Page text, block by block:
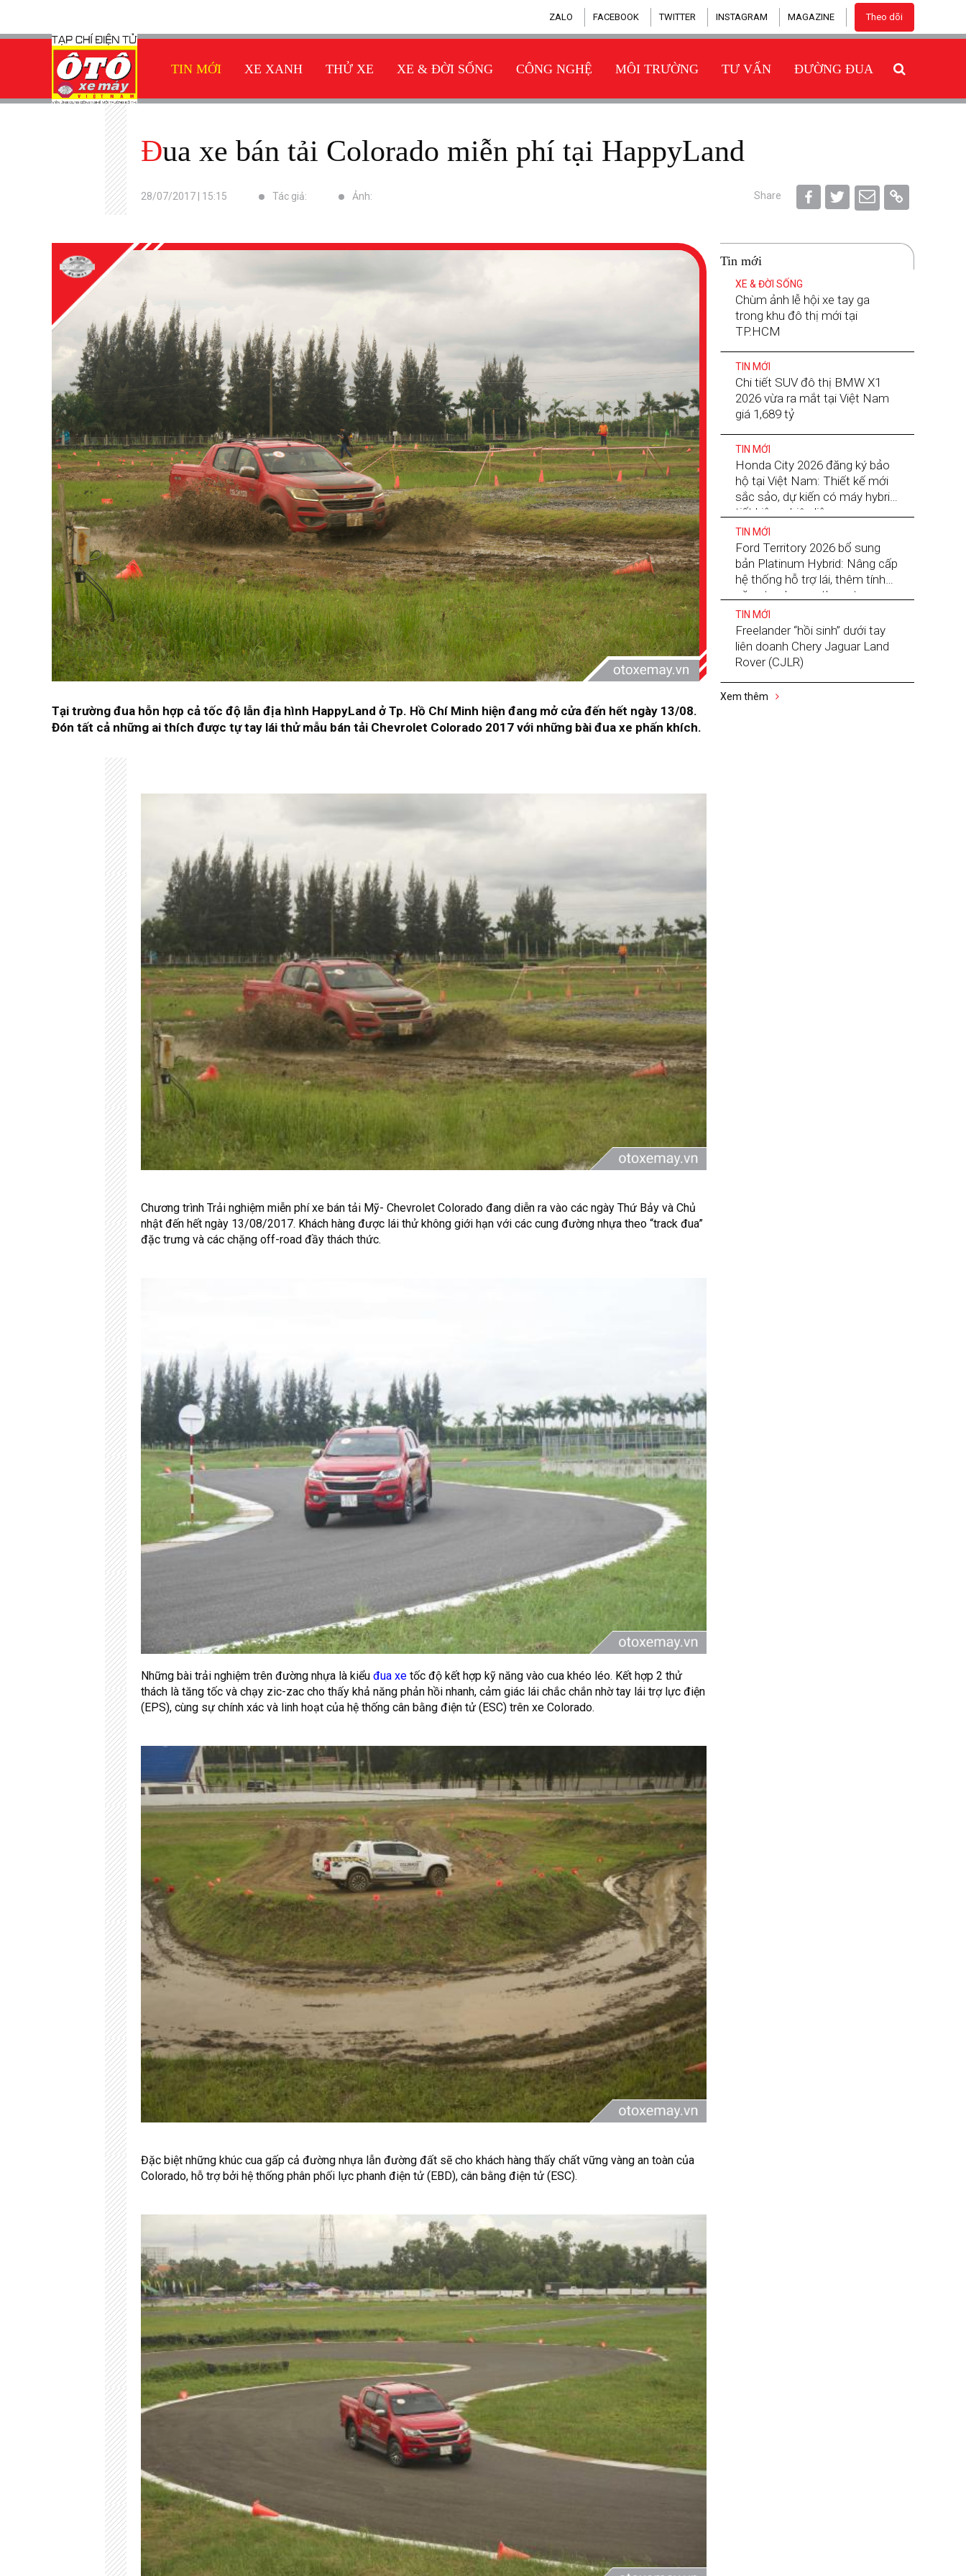
ZALO FACEBOOK TWITTER INSTAGRAM MAGAZINE Theo dõi
TIN MỚI XE XANH THỬ XE XE & ĐỜI SỐNG CÔNG NGHỆ MÔI TRƯỜNG TƯ VẤN ĐƯỜNG ĐUA
Đua xe bán tải Colorado miễn phí tại HappyLand
28/07/2017 | 15:15 Tác giả: Ảnh: Share
Tại trường đua hỗn hợp cả tốc độ lẫn địa hình HappyLand ở Tp. Hồ Chí Minh hiện đang mở cửa đến hết ngày 13/08.
Đón tất cả những ai thích được tự tay lái thử mẫu bán tải Chevrolet Colorado 2017 với những bài đua xe phấn khích.
Chương trình Trải nghiệm miễn phí xe bán tải Mỹ- Chevrolet Colorado đang diễn ra vào các ngày Thứ Bảy và Chủ
nhật đến hết ngày 13/08/2017. Khách hàng được lái thử không giới hạn với các cung đường nhựa theo “track đua”
đặc trưng và các chặng off-road đầy thách thức.
Những bài trải nghiệm trên đường nhựa là kiểu đua xe tốc độ kết hợp kỹ năng vào cua khéo léo. Kết hợp 2 thử
thách là tăng tốc và chạy zic-zac cho thấy khả năng phản hồi nhanh, cảm giác lái chắc chắn nhờ tay lái trợ lực điện
(EPS), cùng sự chính xác và linh hoạt của hệ thống cân bằng điện tử (ESC) trên xe Colorado.
Đặc biệt những khúc cua gấp cả đường nhựa lẫn đường đất sẽ cho khách hàng thấy chất vững vàng an toàn của
Colorado, hỗ trợ bởi hệ thống phân phối lực phanh điện tử (EBD), cân bằng điện tử (ESC).
Tin mới
XE & ĐỜI SỐNG
Chùm ảnh lễ hội xe tay ga
trong khu đô thị mới tại
TP.HCM
TIN MỚI
Chi tiết SUV đô thị BMW X1
2026 vừa ra mắt tại Việt Nam
giá 1,689 tỷ
TIN MỚI
Honda City 2026 đăng ký bảo
hộ tại Việt Nam: Thiết kế mới
sắc sảo, dự kiến có máy hybrid
tiết kiệm nhiên liệu
TIN MỚI
Ford Territory 2026 bổ sung
bản Platinum Hybrid: Nâng cấp
hệ thống hỗ trợ lái, thêm tính
năng tạo hương thơm trong xe
TIN MỚI
Freelander “hồi sinh” dưới tay
liên doanh Chery Jaguar Land
Rover (CJLR)
Xem thêm